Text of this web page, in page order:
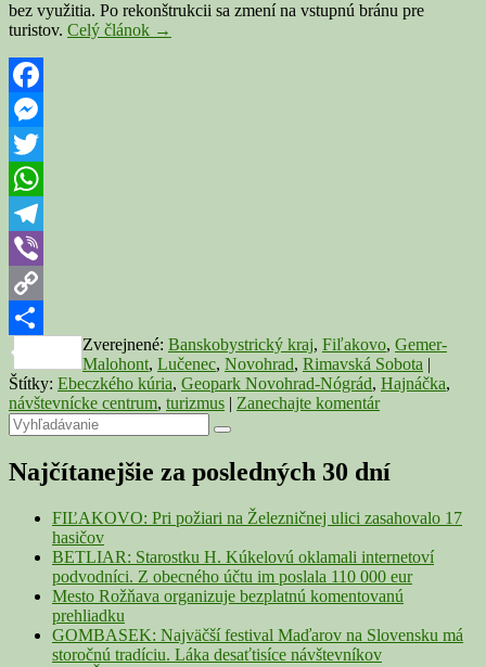
bez využitia. Po rekonštrukcii sa zmení na vstupnú bránu pre
turistov. Celý článok HAJNÁČKA:
→
Facebook
Messenger
Twitter
WhatsApp
Telegram
Viber
Copy
Link
Share
Zverejnené: Banskobystrický kraj, Fiľakovo, Gemer-
Malohont, Lučenec, Novohrad, Rimavská Sobota |
Štítky: Ebeczkého kúria, Geopark Novohrad-Nógrád, Hajnáčka,
návštevnícke centrum, turizmus | Zanechajte komentár
Primary
Sidebar
Widget
Area
Search
for:
Search
Najčítanejšie za posledných 30 dní
FIĽAKOVO: Pri požiari na Železničnej ulici zasahovalo 17
hasičov
BETLIAR: Starostku H. Kúkelovú oklamali internetoví
podvodníci. Z obecného účtu im poslala 110 000 eur
Mesto Rožňava organizuje bezplatnú komentovanú
prehliadku
GOMBASEK: Najväčší festival Maďarov na Slovensku má
storočnú tradíciu. Láka desaťtisíce návštevníkov